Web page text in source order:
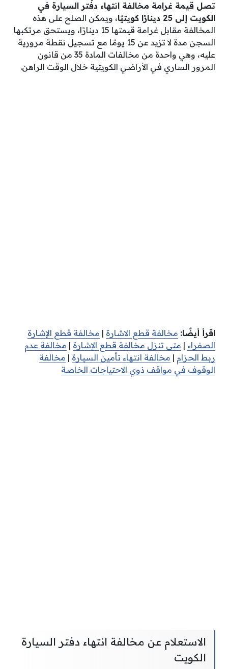
تصل قيمة غرامة مخالفة انتهاء دفْتر السيارة في
الكويت إلى 25 دينارًا كويتيًا
، ويمكن الصلح على هذه
المخالفة مقابل غرامة قيمتها 15 دينارًا، ويستحق مرتكبها
السجن مدة لا تزيد عن 15 يومًا مع تسجيل نقطة مرورية
عليه، وهي واحدة من مخالفات المادة 35 من قانون
المرور الساري في الأراضي الكويتية خلال الوقت الراهن.
اقرأ أيضًا: مخالفة قطع الاشارة | مخالفة قطع الإشارة
الصفراء | متى تنزل مخالفة قطع الإشارة | مخالفة عدم
ربط الحزام | مخالفة انتهاء تأمين السيارة | مخالفة
الوقوف في مواقف ذوي الاحتياجات الخاصة
الاستعلام عن مخالفة انتهاء دفتر السيارة
الكويت